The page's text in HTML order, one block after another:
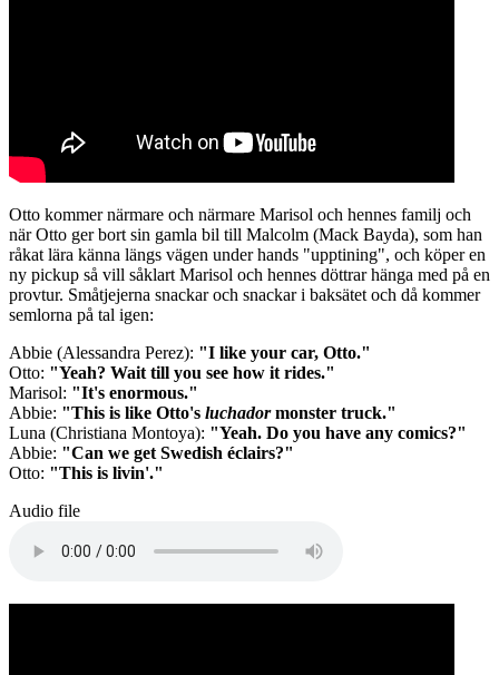
Otto kommer närmare och närmare Marisol och hennes familj och
när Otto ger bort sin gamla bil till Malcolm (Mack Bayda), som han
råkat lära känna längs vägen under hands "upptining", och köper en
ny pickup så vill såklart Marisol och hennes döttrar hänga med på en
provtur. Småtjejerna snackar och snackar i baksätet och då kommer
semlorna på tal igen:
Abbie (Alessandra Perez): "I like your car, Otto."
Otto: "Yeah? Wait till you see how it rides."
Marisol: "It's enormous."
Abbie: "This is like Otto's luchadormonster truck."
Luna (Christiana Montoya): "Yeah. Do you have any comics?"
Abbie: "Can we get Swedish éclairs?"
Otto: "This is livin'."
Audio file